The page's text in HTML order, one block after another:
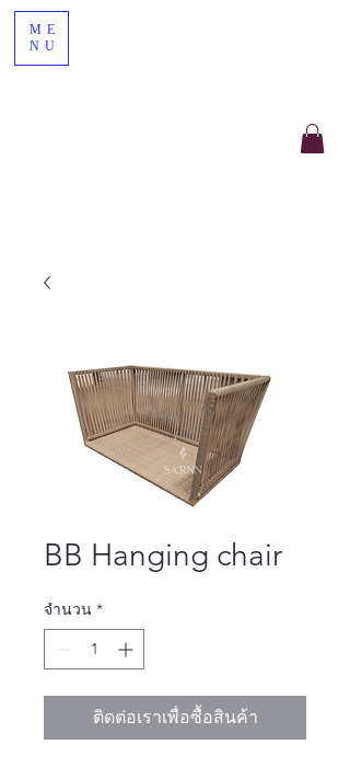
ME
NU
BB Hanging chair
จำนวน *
ติดต่อเราเพื่อซื้อสินค้า